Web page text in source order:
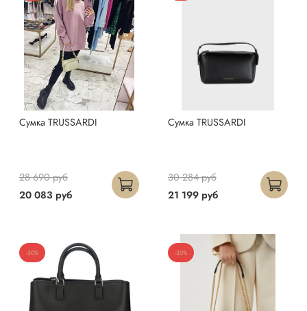
Сумка TRUSSARDI
20 083 руб
28 690 руб
Сумка TRUSSARDI
21 199 руб
30 284 руб
-30% -30%